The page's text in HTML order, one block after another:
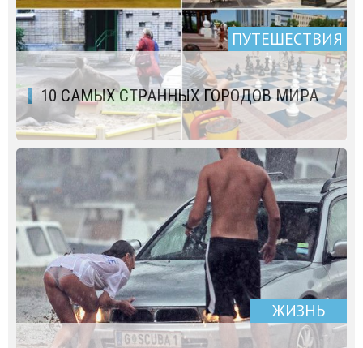
ПУТЕШЕСТВИЯ
10 САМЫХ СТРАННЫХ ГОРОДОВ МИРА
ЖИЗНЬ